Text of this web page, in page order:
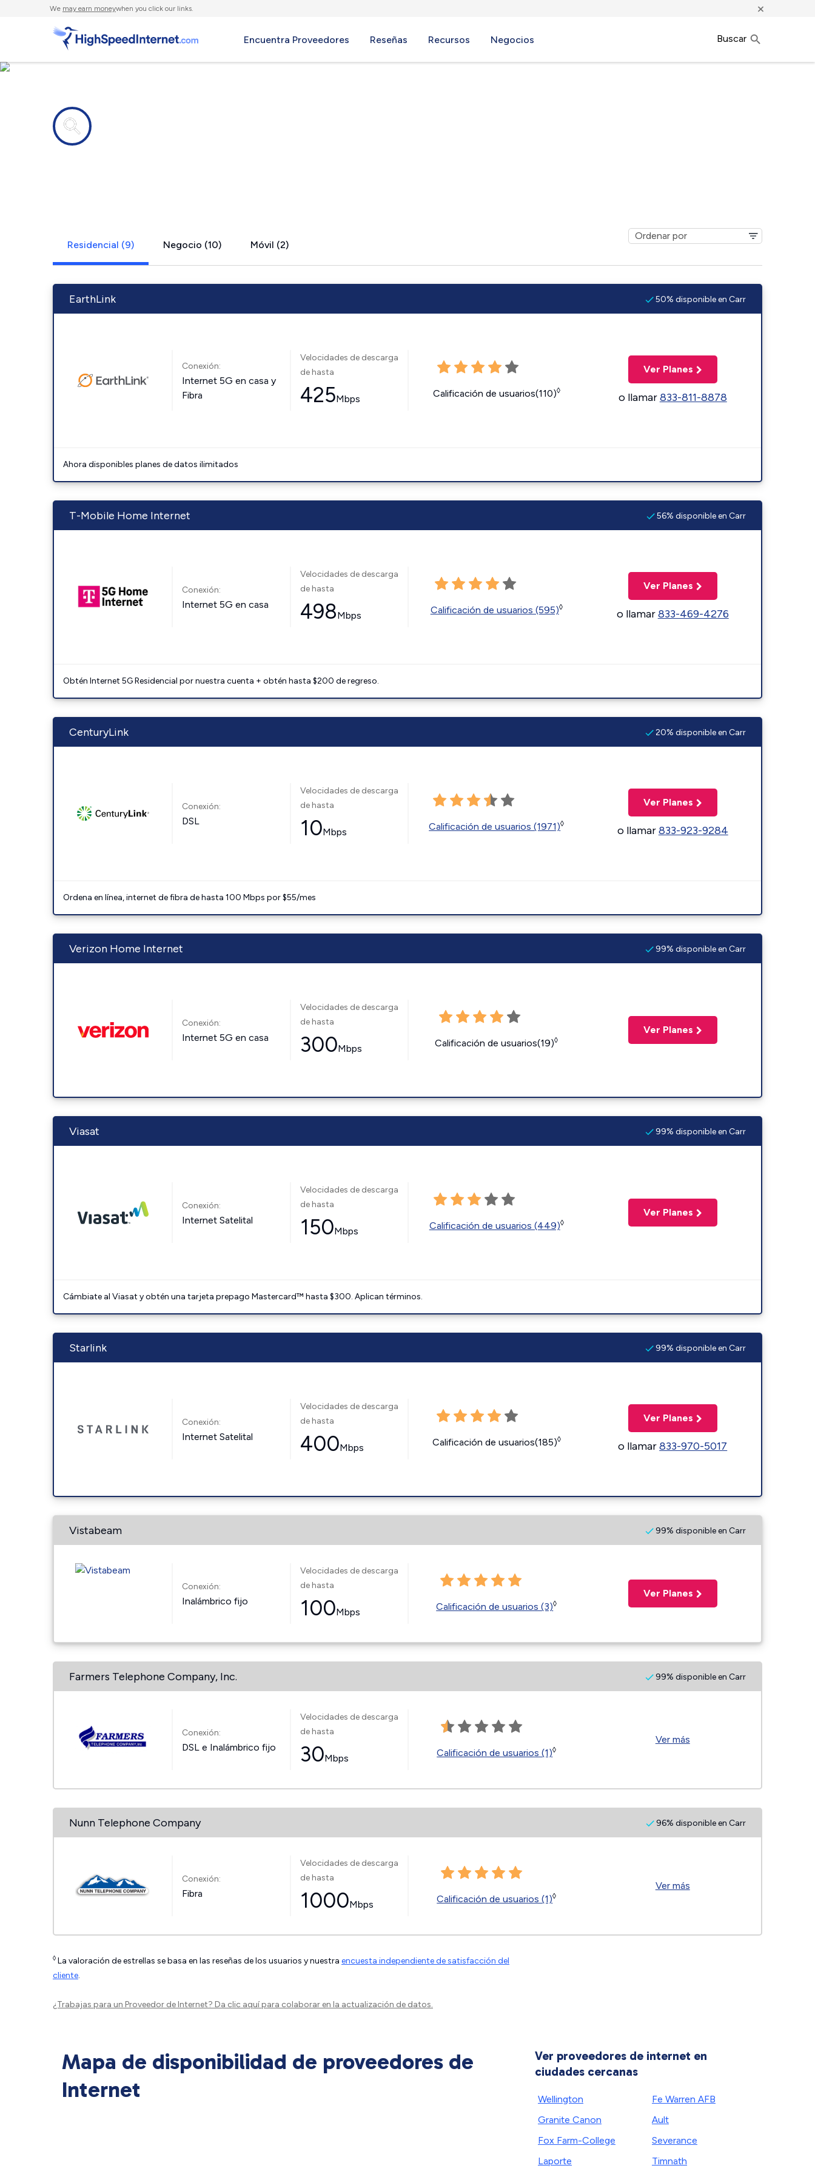
We may earn moneywhen you click our links. ×
Encuentra Proveedores Reseñas Recursos Negocios Buscar
Residencial (9) Negocio (10) Móvil (2)
EarthLink 50% disponible en Carr
Conexión:
Internet 5G en casa y
Fibra
Velocidades de descarga
de hasta
425Mbps Calificación de usuarios(110)◊
Ver Planes
o llamar833-811-8878
Ahora disponibles planes de datos ilimitados
T-Mobile Home Internet 56% disponible en Carr
Conexión:
Internet 5G en casa
Velocidades de descarga
de hasta
498Mbps Calificación de usuarios (595)◊
Ver Planes
o llamar833-469-4276
Obtén Internet 5G Residencial por nuestra cuenta + obtén hasta $200 de regreso.
CenturyLink 20% disponible en Carr
Conexión:
DSL
Velocidades de descarga
de hasta
10Mbps Calificación de usuarios (1971)◊
Ver Planes
o llamar833-923-9284
Ordena en línea, internet de fibra de hasta 100 Mbps por $55/mes
Verizon Home Internet 99% disponible en Carr
Conexión:
Internet 5G en casa
Velocidades de descarga
de hasta
300Mbps Calificación de usuarios(19)◊
Ver Planes
Viasat 99% disponible en Carr
Conexión:
Internet Satelital
Velocidades de descarga
de hasta
150Mbps Calificación de usuarios (449)◊
Ver Planes
Cámbiate al Viasat y obtén una tarjeta prepago Mastercard™ hasta $300. Aplican términos.
Starlink 99% disponible en Carr
Conexión:
Internet Satelital
Velocidades de descarga
de hasta
400Mbps Calificación de usuarios(185)◊
Ver Planes
o llamar833-970-5017
Vistabeam 99% disponible en Carr
Conexión:
Inalámbrico fijo
Velocidades de descarga
de hasta
100Mbps Calificación de usuarios (3)◊
Ver Planes
Farmers Telephone Company, Inc. 99% disponible en Carr
Conexión:
DSL e Inalámbrico fijo
Velocidades de descarga
de hasta
30Mbps Calificación de usuarios (1)◊
Ver más
Nunn Telephone Company 96% disponible en Carr
Conexión:
Fibra
Velocidades de descarga
de hasta
1000Mbps Calificación de usuarios (1)◊
Ver más
◊ La valoración de estrellas se basa en las reseñas de los usuarios y nuestra encuesta independiente de satisfacción del
cliente.
¿Trabajas para un Proveedor de Internet? Da clic aquípara colaborar en la actualización de datos.
Mapa de disponibilidad de proveedores de
Internet
Ver proveedores de internet en
ciudades cercanas
Wellington
Granite Canon
Fox Farm-College
Laporte
Fe Warren AFB
Ault
Severance
Timnath